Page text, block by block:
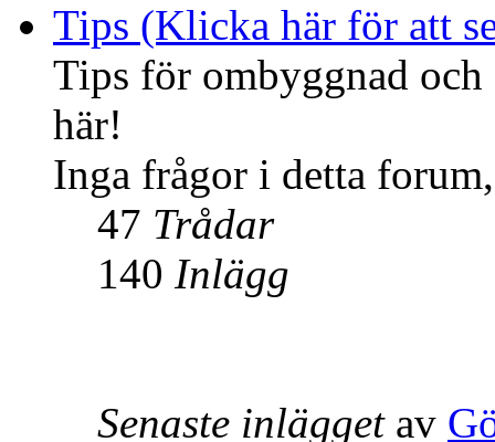
Tips (Klicka här för att
Tips för ombyggnad
här!
Inga frågor i detta
47 Trådar
140 Inlägg
Senaste inläggetav